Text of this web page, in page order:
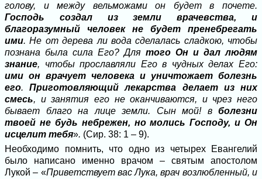
голову, и между вельможами он будет в почете.
Господь создал из земли врачевства, и
благоразумный человек не будет пренебрегать
ими. Не от дерева ли вода сделалась сладкою, чтобы
познана была сила Его? Для того Он и дал людям
знание, чтобы прославляли Его в чудных делах Его:
ими он врачует человека и уничтожает болезнь
его.Приготовляющий лекарства делает из них
смесь, и занятия его не оканчиваются, и чрез него
бывает благо на лице земли. Сын мой! в болезни
твоей не будь небрежен, но молись Господу, и Он
исцелит тебя». (Сир. 38: 1 – 9).
Необходимо помнить, что одно из четырех Евангелий
было написано именно врачом – святым апостолом
Лукой – «Приветствует вас Лука, врач возлюбленный, и